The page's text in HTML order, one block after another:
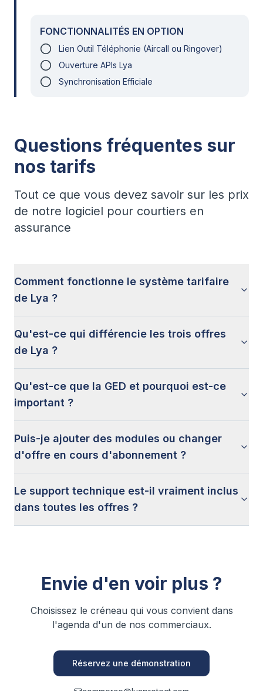
FONCTIONNALITÉS EN OPTION
Lien Outil Téléphonie (Aircall ou Ringover)
Ouverture APIs Lya
Synchronisation Efficiale
Questions fréquentes sur
nos tarifs
Tout ce que vous devez savoir sur les prix
de notre logiciel pour courtiers en
assurance
Comment fonctionne le système tarifaire
de Lya ?
Qu'est-ce qui différencie les trois offres
de Lya ?
Qu'est-ce que la GED et pourquoi est-ce
important ?
Puis-je ajouter des modules ou changer
d'offre en cours d'abonnement ?
Le support technique est-il vraiment inclus
dans toutes les offres ?
Envie d'en voir plus ?
Choisissez le créneau qui vous convient dans
l'agenda d'un de nos commerciaux.
Réservez une démonstration